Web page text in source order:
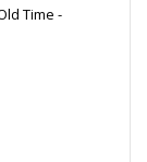
Time -